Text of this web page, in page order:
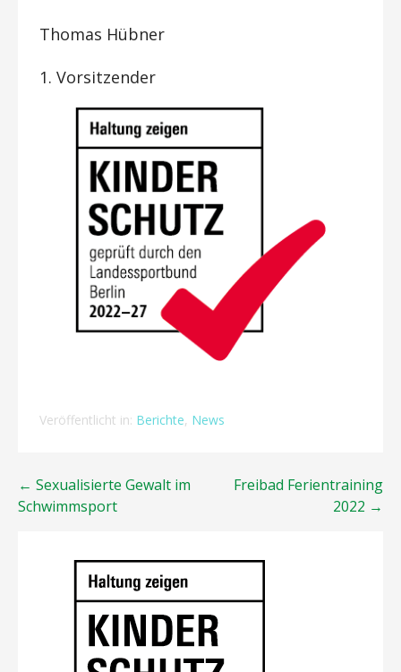
Thomas Hübner
1. Vorsitzender
Veröffentlicht in: Berichte, News
Beitragsnavigation
← Sexualisierte Gewalt im
Schwimmsport
Freibad Ferientraining
2022 →